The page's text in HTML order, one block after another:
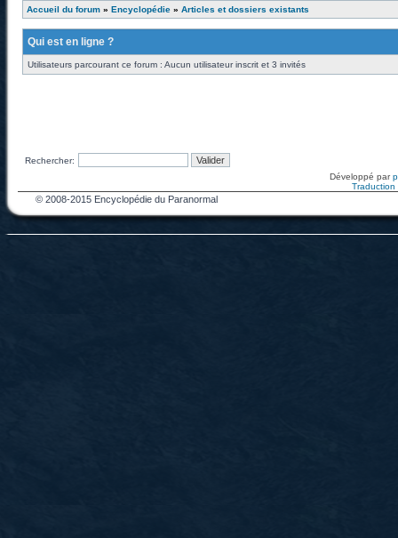
Accueil du forum » Encyclopédie » Articles et dossiers existants
Qui est en ligne ?
Utilisateurs parcourant ce forum : Aucun utilisateur inscrit et 3 invités
Rechercher:
Développé par
Traduction
© 2008-2015 Encyclopédie du Paranormal